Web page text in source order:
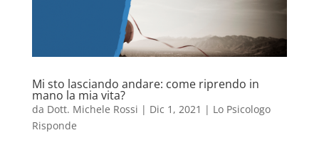
Mi sto lasciando andare: come riprendo in
mano la mia vita?
da Dott. Michele Rossi | Dic 1, 2021 | Lo Psicologo
Risponde